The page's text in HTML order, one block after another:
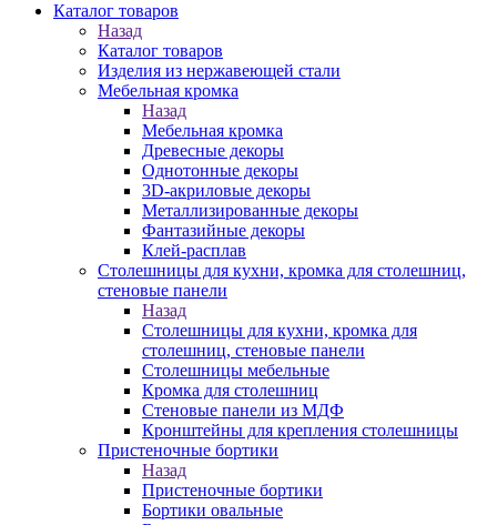
Каталог товаров
Назад
Каталог товаров
Изделия из нержавеющей стали
Мебельная кромка
Назад
Мебельная кромка
Древесные декоры
Однотонные декоры
3D-акриловые декоры
Металлизированные декоры
Фантазийные декоры
Клей-расплав
Столешницы для кухни, кромка для столешниц,
стеновые панели
Назад
Столешницы для кухни, кромка для
столешниц, стеновые панели
Столешницы мебельные
Кромка для столешниц
Стеновые панели из МДФ
Кронштейны для крепления столешницы
Пристеночные бортики
Назад
Пристеночные бортики
Бортики овальные